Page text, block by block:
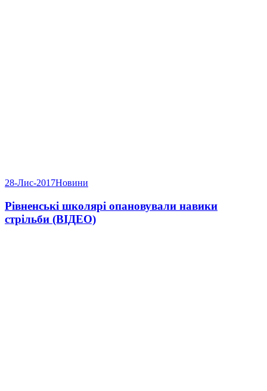
28-Лис-2017Новини
Рівненські школярі опановували навики
стрільби (ВІДЕО)